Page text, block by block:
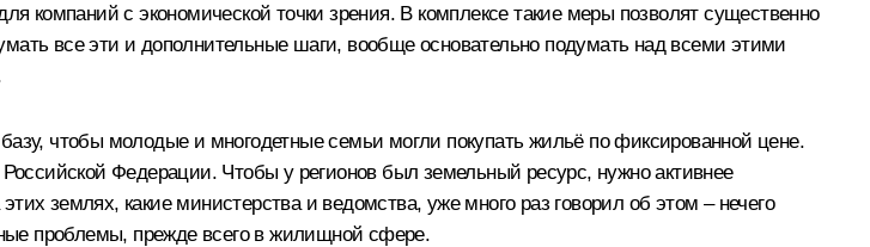
компаний с экономической точки зрения. В комплексе такие меры позволят существенно
все эти и дополнительные шаги, вообще основательно подумать над всеми этими
чтобы молодые и многодетные семьи могли покупать жильё по фиксированной цене.
Федерации. Чтобы у регионов был земельный ресурс, нужно активнее
землях, какие министерства и ведомства, уже много раз говорил об этом – нечего
проблемы, прежде всего в жилищной сфере.